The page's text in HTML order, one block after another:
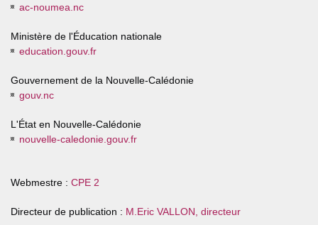
ac-noumea.nc
Ministère de l'Éducation nationale
education.gouv.fr
Gouvernement de la Nouvelle-Calédonie
gouv.nc
L'État en Nouvelle-Calédonie
nouvelle-caledonie.gouv.fr
Webmestre : CPE 2
Directeur de publication : M.Eric VALLON, directeur